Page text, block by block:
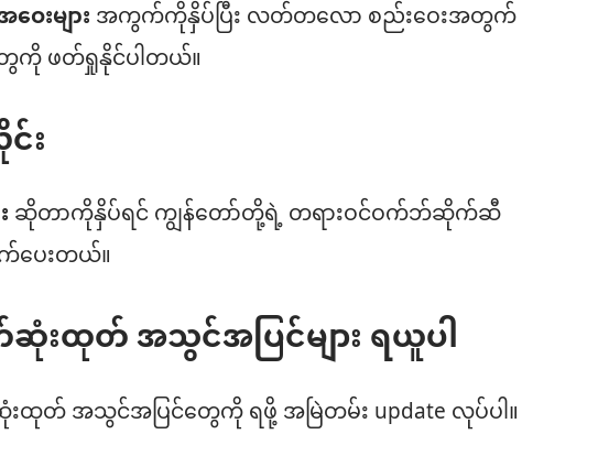
းများအကွက်ကိုနှိပ်ပြီး လတ်တလော စည်းဝေးအတွက်
ကို ဖတ်ရှုနိုင်ပါတယ်။
း
ဆိုတာကိုနှိပ်ရင် ကျွန်တော်တို့ရဲ့ တရားဝင်ဝက်ဘ်ဆိုက်ဆီ
ပေးတယ်။
ဆုံးထုတ် အသွင်အပြင်များ ရယူပါ
ထုတ် အသွင်အပြင်တွေကို ရဖို့ အမြဲတမ်း update လုပ်ပါ။